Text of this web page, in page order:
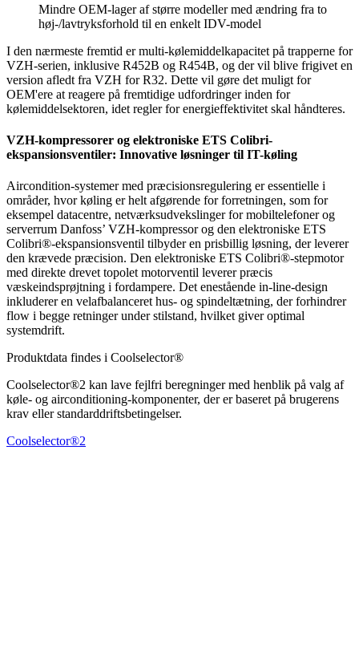
Mindre OEM-lager af større modeller med ændring fra to
høj-/lavtryksforhold til en enkelt IDV-model
I den nærmeste fremtid er multi-kølemiddelkapacitet på trapperne for
VZH-serien, inklusive R452B og R454B, og der vil blive frigivet en
version afledt fra VZH for R32. Dette vil gøre det muligt for
OEM'ere at reagere på fremtidige udfordringer inden for
kølemiddelsektoren, idet regler for energieffektivitet skal håndteres.
VZH-kompressorer og elektroniske ETS Colibri-
ekspansionsventiler: Innovative løsninger til IT-køling
Aircondition-systemer med præcisionsregulering er essentielle i
områder, hvor køling er helt afgørende for forretningen, som for
eksempel datacentre, netværksudvekslinger for mobiltelefoner og
serverrum Danfoss’ VZH-kompressor og den elektroniske ETS
Colibri®-ekspansionsventil tilbyder en prisbillig løsning, der leverer
den krævede præcision. Den elektroniske ETS Colibri®-stepmotor
med direkte drevet topolet motorventil leverer præcis
væskeindsprøjtning i fordampere. Det enestående in-line-design
inkluderer en velafbalanceret hus- og spindeltætning, der forhindrer
flow i begge retninger under stilstand, hvilket giver optimal
systemdrift.
Produktdata findes i Coolselector®
Coolselector®2 kan lave fejlfri beregninger med henblik på valg af
køle- og airconditioning-komponenter, der er baseret på brugerens
krav eller standarddriftsbetingelser.
Coolselector®2